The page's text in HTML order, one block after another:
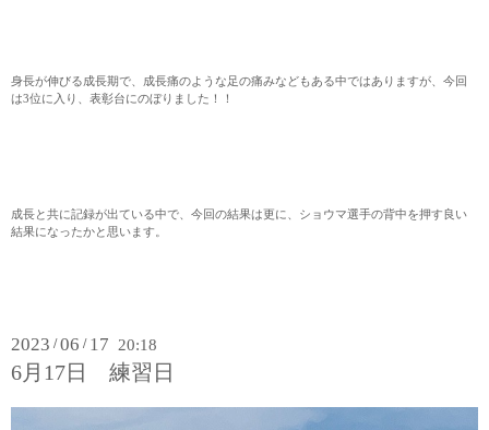
身長が伸びる成長期で、成長痛のような足の痛みなどもある中ではありますが、今回
は3位に入り、表彰台にのぼりました！！
成長と共に記録が出ている中で、今回の結果は更に、ショウマ選手の背中を押す良い
結果になったかと思います。
2023 /06 / 17 20:18
6月17日 練習日